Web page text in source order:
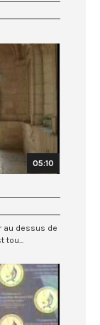
05:10
au dessus de
tou...